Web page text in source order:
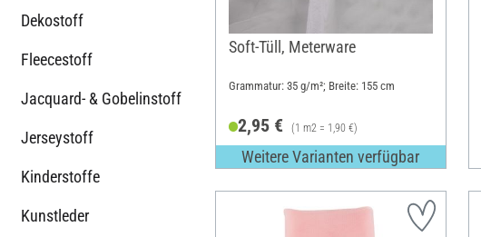
Dekostoff
Fleecestoff
Jacquard- & Gobelinstoff
Jerseystoff
Kinderstoffe
Kunstleder
Soft-Tüll, Meterware
Grammatur: 35 g/m²; Breite: 155 cm
2,95 € (1 m2 = 1,90 €)
Weitere Varianten verfügbar